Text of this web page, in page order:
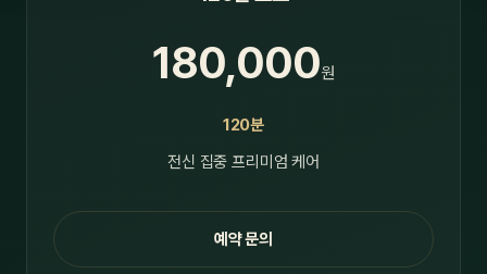
180,000원
120분
전신 집중 프리미엄 케어
예약 문의